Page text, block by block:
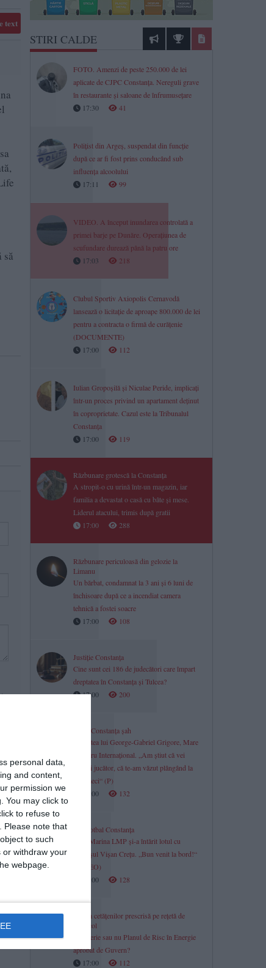
personal data,
and content,
permission we
You may click to
to refuse to
Please note that
to such
or withdraw your
webpage.
text
STIRI CALDE
FOTO. Amenzi de peste 250.000 de lei
aplicate de CJPC Constanța. Nereguli grave
în restaurante și saloane de înfrumusețare
17:30
41
Polițist din Argeș, suspendat din funcție
după ce ar fi fost prins conducând sub
influența alcoolului
17:11
99
VIDEO. A început inundarea controlată a
primei barje pe Dunăre. Operațiunea de
scufundare durează până la patru ore
17:03
218
Clubul Sportiv Axiopolis Cernavodă
lansează o licitație de aproape 800.000 de lei
pentru a contracta o firmă de curățenie
(DOCUMENTE)
17:00
112
Iulian Gropoșilă și Niculae Peride, implicați
într-un proces privind un apartament deținut
în coproprietate. Cazul este la Tribunalul
Constanța
17:00
119
Răzbunare grotescă la Constanța
A stropit-o cu urină într-un magazin, iar
familia a devastat o casă cu bâte și mese.
Liderul atacului, trimis după gratii
17:00
288
Răzbunare periculoasă din gelozie la
Limanu
Un bărbat, condamnat la 3 ani și 6 luni de
închisoare după ce a incendiat camera
tehnică a fostei soacre
17:00
108
Justiție Constanța
Cine sunt cei 186 de judecători care împart
dreptatea în Constanța și Tulcea?
17:00
200
CSM Constanța șah
Povestea lui George-Gabriel Grigore, Mare
Maestru Internațional. „Am știut că vei
deveni jucător, că te-am văzut plângând la
acel meci“ (P)
17:00
132
Minifotbal Constanța
ACS Marina LMP și-a întărit lotul cu
fundașul Vișan Crețu. „Bun venit la bord!“
(VIDEO)
17:00
128
Panica cetățenilor prescrisă pe rețetă de
protocol
Ne sperie sau nu Planul de Risc în Energie
aprobat de Guvern?
17:00
112